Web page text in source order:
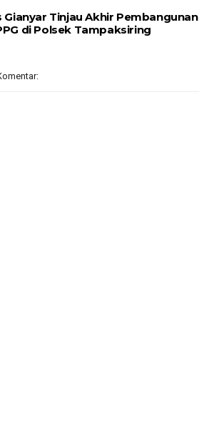
Gianyar Tinjau Akhir Pembangunan
di Polsek Tampaksiring